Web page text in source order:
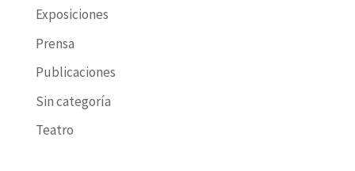
Exposiciones
Prensa
Publicaciones
Sin categoría
Teatro